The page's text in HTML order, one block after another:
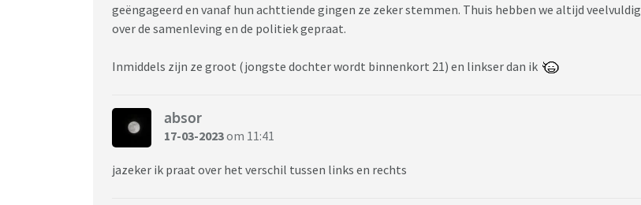
geëngageerd en vanaf hun achttiende gingen ze zeker stemmen. Thuis hebben we altijd veelvuldig
over de samenleving en de politiek gepraat.
Inmiddels zijn ze groot (jongste dochter wordt binnenkort 21) en linkser dan ik
absor
17-03-2023om 11:41
jazeker ik praat over het verschil tussen links en rechts